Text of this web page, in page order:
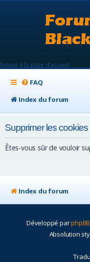
Retour à la page d'accueil
FAQ
Index du forum
Supprimer les cookies
Êtes-vous sûr de vouloir
Index du forum
Développé parphpBB
Absolution